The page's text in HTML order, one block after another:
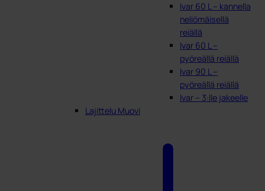
Ivar 60 L – kannella
neliömäisellä
reiällä
Ivar 60 L –
pyöreällä reiällä
Ivar 90 L –
pyöreällä reiällä
Ivar – 3:lle jakeelle
Lajittelu Muovi